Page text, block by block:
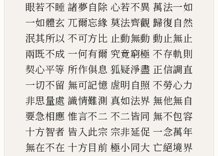
眼若不睡 諸夢自除 心若不異 萬法一如
一如體玄 兀爾忘緣 莫法齊觀 歸復自然
泯其所以 不可方比 止動無動 動止無止
兩既不成 一何有爾 究竟窮極 不存軌則
契心平等 所作俱息 狐疑淨盡 正信調直
一切不留 無可記憶 虗明自照 不勞心力
非思量處 識情難測 真如法界 無他無自
要急相應 惟言不二 不二皆同 無不包容
十方智者 皆入此宗 宗非延促 一念萬年
無在不在 十方目前 極小同大 亡絕境界